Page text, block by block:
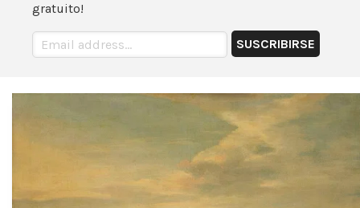
gratuito!